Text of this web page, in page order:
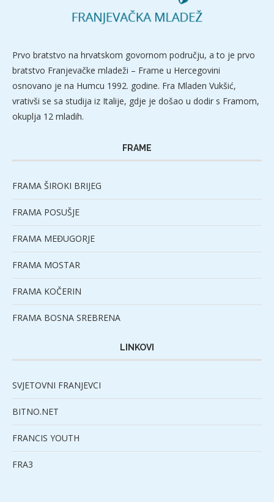
Prvo bratstvo na hrvatskom govornom području, a to je prvo
bratstvo Franjevačke mladeži – Frame u Hercegovini
osnovano je na Humcu 1992. godine. Fra Mladen Vukšić,
vrativši se sa studija iz Italije, gdje je došao u dodir s Framom,
okuplja 12 mladih.
FRAME
FRAMA ŠIROKI BRIJEG
FRAMA POSUŠJE
FRAMA MEĐUGORJE
FRAMA MOSTAR
FRAMA KOČERIN
FRAMA BOSNA SREBRENA
LINKOVI
SVJETOVNI FRANJEVCI
BITNO.NET
FRANCIS YOUTH
FRA3